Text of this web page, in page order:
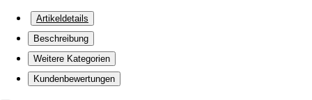
Artikeldetails
Beschreibung
Weitere Kategorien
Kundenbewertungen